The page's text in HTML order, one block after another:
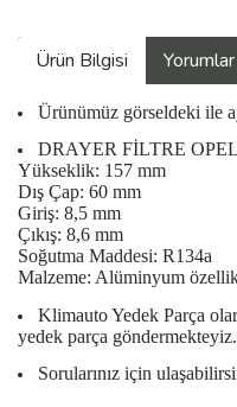
Ürün Bilgisi Yorumlar
Ürünümüz görseldeki ile
DRAYER FİLTRE
Yükseklik: 157 mm
Dış Çap: 60 mm
Giriş: 8,5 mm
Çıkış: 8,6 mm
Soğutma Maddesi: R134a
Malzeme: Alüminyum
Klimauto Yedek Parça
yedek parça göndermekteyiz.
Sorularınız için